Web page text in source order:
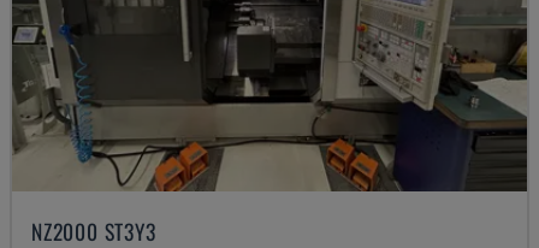
NZ2000 ST3Y3